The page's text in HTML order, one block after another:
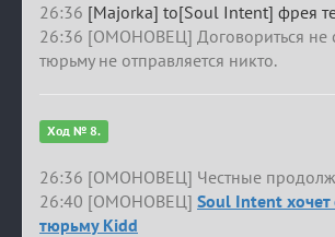
26:36 [Majorka] to[Soul Intent] фрея
26:36 [ОМОНОВЕЦ] Договориться не
тюрьму не отправляется никто.
Ход № 8.
26:36 [ОМОНОВЕЦ] Честные
26:40 [ОМОНОВЕЦ] Soul Intent хочет
тюрьму Kidd